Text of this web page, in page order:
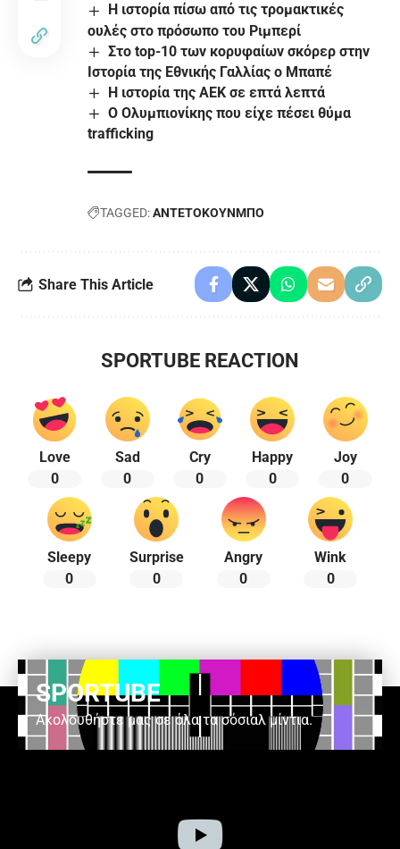
Η ιστορία πίσω από τις τρομακτικές
ουλές στο πρόσωπο του Ριμπερί
Στο top-10 των κορυφαίων σκόρερ στην
Ιστορία της Εθνικής Γαλλίας ο Μπαπέ
Η ιστορία της ΑΕΚ σε επτά λεπτά
Ο Ολυμπιονίκης που είχε πέσει θύμα
trafficking
TAGGED:ΑΝΤΕΤΟΚΟΥΝΜΠΟ
Share This Article
SPORTUBE REACTION
Love
0
Sad
0
Cry
0
Happy
0
Joy
0
Sleepy
0
Surprise
0
Angry
0
Wink
0
SPORTUBE
Ακολουθήστε μας σε όλα τα σόσιαλ μίντια.